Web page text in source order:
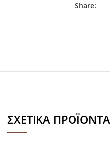
Share:
ΣΧΕΤΙΚΆ ΠΡΟΪΌΝΤΑ